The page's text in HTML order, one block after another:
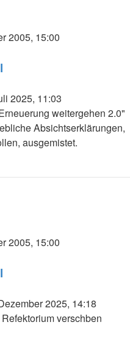
2005, 15:00
2025, 11:03
weitergehen 2.0"
Absichtserklärungen,
ausgemistet.
2005, 15:00
2025, 14:18
verschben